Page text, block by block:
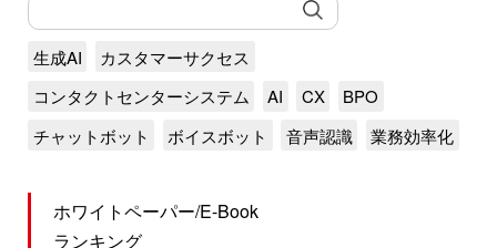
生成AI
カスタマーサクセス
コンタクトセンターシステム
AI CX
BPO
チャットボット
ボイスボット 音声認識 業務効率化
ホワイトペーパー/E-Book
ランキング